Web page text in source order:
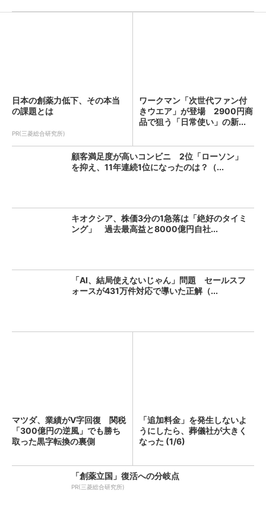
日本の創薬力低下、その本当
の課題とは
PR(三菱総合研究所)
ワークマン「次世代ファン付
きウエア」が登場 2900円商
品で狙う「日常使い」の新...
顧客満足度が高いコンビニ 2位「ローソン」
を抑え、11年連続1位になったのは？（...
キオクシア、株価3分の1急落は「絶好のタイミ
ング」 過去最高益と8000億円自社...
「AI、結局使えないじゃん」問題 セールスフ
ォースが431万件対応で導いた正解（...
マツダ、業績がV字回復 関税
「300億円の逆風」でも勝ち
取った黒字転換の裏側
「追加料金」を発生しないよ
うにしたら、葬儀社が大きく
なった (1/6)
「創薬立国」復活への分岐点
PR(三菱総合研究所)